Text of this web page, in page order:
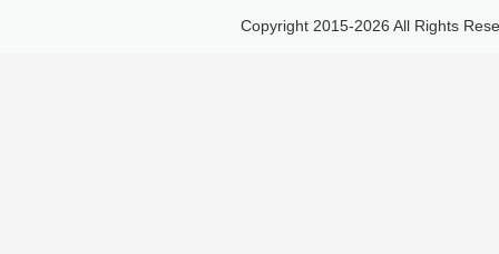
Copyright 2015-2026 All Rights